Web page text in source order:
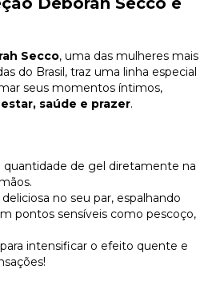
Secco, uma das mulheres mais
do Brasil, traz uma linha especial
seus momentos íntimos,
saúde e prazer.
de gel diretamente na
no seu par, espalhando
pontos sensíveis como pescoço,
intensificar o efeito quente e